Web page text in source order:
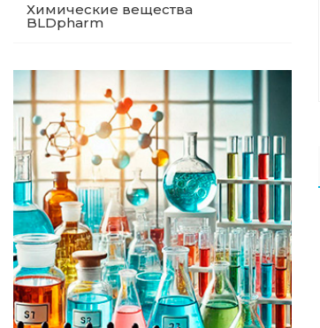
Химические вещества
BLDpharm